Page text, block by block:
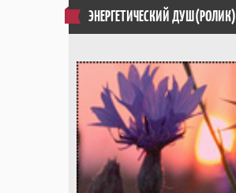
ЭНЕРГЕТИЧЕСКИЙ ДУШ(РОЛИК)